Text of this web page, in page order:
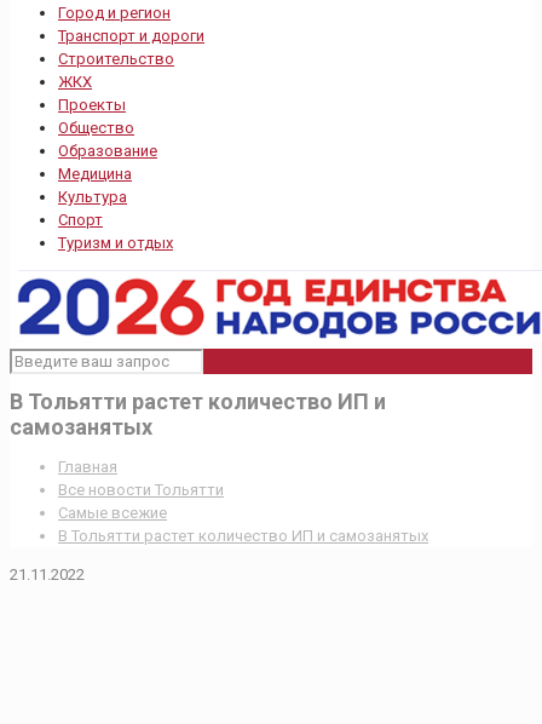
Город и регион
Транспорт и дороги
Строительство
ЖКХ
Проекты
Общество
Образование
Медицина
Культура
Спорт
Туризм и отдых
В Тольятти растет количество ИП и
самозанятых
Главная
Все новости Тольятти
Самые всежие
В Тольятти растет количество ИП и самозанятых
21.11.2022